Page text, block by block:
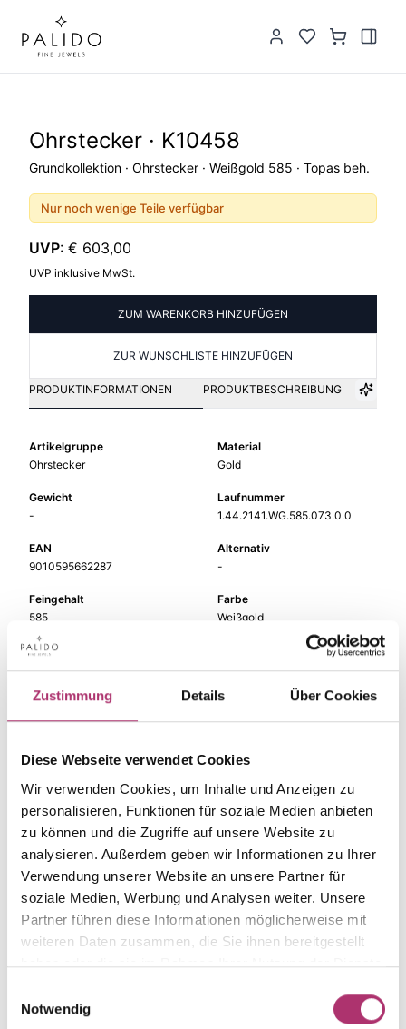
Zustimmung Details Über Cookies
Diese Webseite verwendet Cookies
Wir verwenden Cookies, um Inhalte und Anzeigen zu
personalisieren, Funktionen für soziale Medien anbieten
zu können und die Zugriffe auf unsere Website zu
analysieren. Außerdem geben wir Informationen zu Ihrer
Verwendung unserer Website an unsere Partner für
soziale Medien, Werbung und Analysen weiter. Unsere
Partner führen diese Informationen möglicherweise mit
weiteren Daten zusammen, die Sie ihnen bereitgestellt
haben oder die sie im Rahmen Ihrer Nutzung der Dienste
Notwendig
Ohrstecker · K10458
Grundkollektion · Ohrstecker · Weißgold 585 · Topas beh.
Nur noch wenige Teile verfügbar
UVP: € 603,00
UVP inklusive MwSt.
ZUM WARENKORB HINZUFÜGEN
ZUR WUNSCHLISTE HINZUFÜGEN
PRODUKTINFORMATIONEN PRODUKTBESCHREIBUNG
Artikelgruppe
Ohrstecker
Material
Gold
Gewicht
-
Laufnummer
1.44.2141.WG.585.073.0.0
EAN
9010595662287
Alternativ
-
Feingehalt
585
Farbe
Weißgold
Steinfarbe
blau
Farbstein
Stein
Topas beh.
Größe
-
Die passenden Stücke
aus der Kollektion.
Grundkollektion · Ring · Weißgold 585 · Topas beh.
€ 679,00